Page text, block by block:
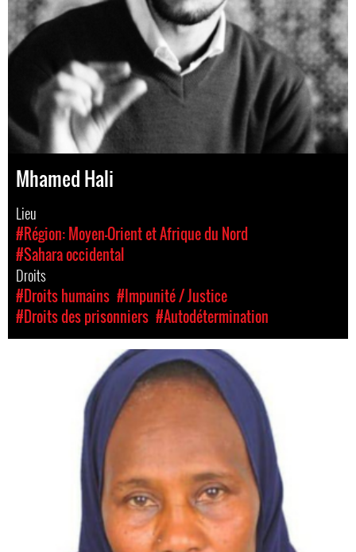
Mhamed Hali
Lieu
#Région: Moyen-Orient et Afrique du Nord
#Sahara occidental
Droits
#Droits humains #Impunité / Justice
#Droits des prisonniers #Autodétermination